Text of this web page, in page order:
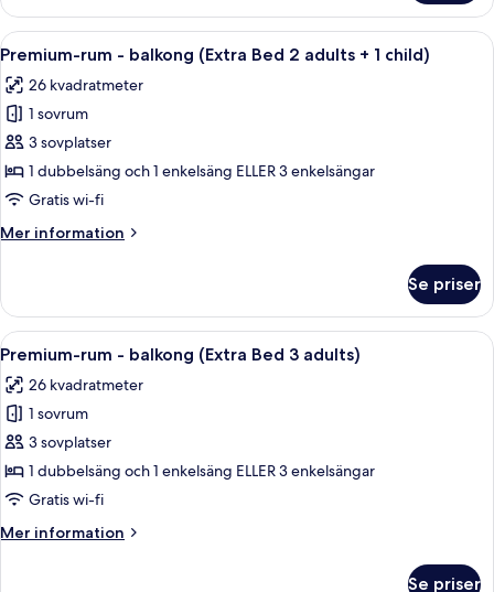
(View,
Extra
Bed
Adults)
Öppna
alla
foton
för
Premium-
rum
-
(Extra
adults
+
1
child)
Ett hotellrum med en stor säng, ett
13
Premium-rum - balkong (Extra Bed 2 adults + 1 child)
26 kvadratmeter
1 sovrum
3 sovplatser
1 dubbelsäng och 1 enkelsäng ELLER 3 enkelsängar
Gratis wi-fi
Mer information
Mer
rum
balkong
Bed
2
adults
+
child)
Se priser
Öppna
alla
foton
för
Premium-
rum
-
(Extra
Ett hotellrum med en stor säng, ett
13
Premium-rum - balkong (Extra Bed 3 adults)
26 kvadratmeter
1 sovrum
3 sovplatser
1 dubbelsäng och 1 enkelsäng ELLER 3 enkelsängar
Gratis wi-fi
Mer information
Mer
Se priser